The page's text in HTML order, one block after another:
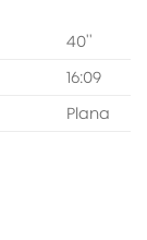
40''
16:09
Plana